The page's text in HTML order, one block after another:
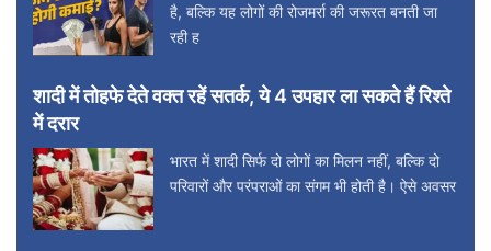
है, बल्कि यह लोगों की रोजमर्रा की जरूरत बनती जा
रही ह
शादी में तोहफे देते वक्त रहें सतर्क, ये 4 उपहार ला सकते हैं रिश्ते
में दरार
भारत में शादी सिर्फ दो लोगों का मिलन नहीं, बल्कि दो
परिवारों और परंपराओं का संगम भी होती है। ऐसे अवसर